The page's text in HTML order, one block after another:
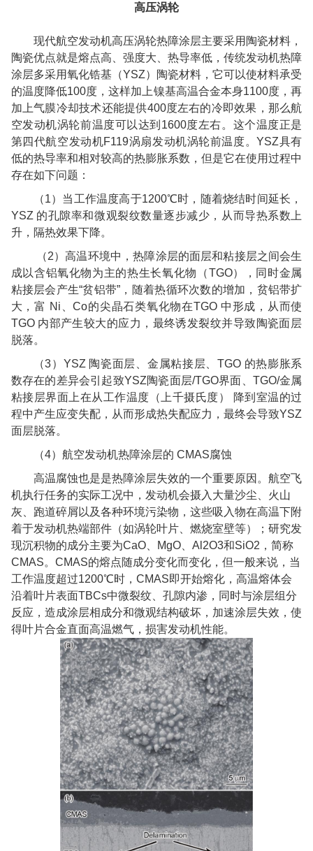
高压涡轮
现代航空发动机高压涡轮热障涂层主要采用陶瓷材料，
陶瓷优点就是熔点高、强度大、热导率低，传统发动机热障
涂层多采用氧化锆基（YSZ）陶瓷材料，它可以使材料承受
的温度降低100度，这样加上镍基高温合金本身1100度，再
加上气膜冷却技术还能提供400度左右的冷即效果，那么航
空发动机涡轮前温度可以达到 1600度左右。这个温度正是
第四代航空发动机F119涡扇发动机涡轮前温度。YSZ具有
低的热导率和相对较高的热膨胀系数，但是它在使用过程中
存在如下问题：
（1）当工作温度高于1200℃时，随着烧结时间延长，
YSZ 的孔隙率和微观裂纹数量逐步减少，从而导热系数上
升，隔热效果下降。
（2）高温环境中，热障涂层的面层和粘接层之间会生
成以含铝氧化物为主的热生长氧化物（TGO），同时金属
粘接层会产生“贫铝带”，随着热循环次数的增加，贫铝带扩
大，富 Ni 、Co的尖晶石类氧化物在TGO 中形成，从而使
TGO 内部产生较大的应力，最终诱发裂纹并导致陶瓷面层
脱落。
（3） YSZ 陶瓷面层、金属粘接层、 TGO 的热膨胀系
数存在的差异会引起致YSZ陶瓷面层/TGO界面、 TGO/金属
粘接层界面上在从工作温度（上千摄氏度）
降到室温的过
程中产生应变失配，从而形成热失配应力，最终会导致YSZ
面层脱落。
（4） 航空发动机热障涂层的 CMAS腐蚀
高温腐蚀也是是热障涂层失效的一个重要原因。航空飞
机执行任务的实际工况中，发动机会摄入大量沙尘、火山
灰、跑道碎屑以及各种环境污染物，这些吸入物在高温下附
着于发动机热端部件（如涡轮叶片、燃烧室壁等）；研究发
现沉积物的成分主要为CaO、 MgO、 Al2O3和SiO2 ，简称
CMAS。 CMAS的熔点随成分变化而变化，但一般来说，当
工作温度超过1200℃时， CMAS即开始熔化，高温熔体会
沿着叶片表面TBCs中微裂纹、孔隙内渗，同时与涂层组分
反应，造成涂层相成分和微观结构破坏，加速涂层失效，使
得叶片合金直面高温燃气，损害发动机性能。